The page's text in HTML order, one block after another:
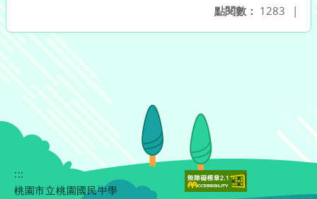
點閱數： 1283 |
:::
桃園市立桃園國民中學